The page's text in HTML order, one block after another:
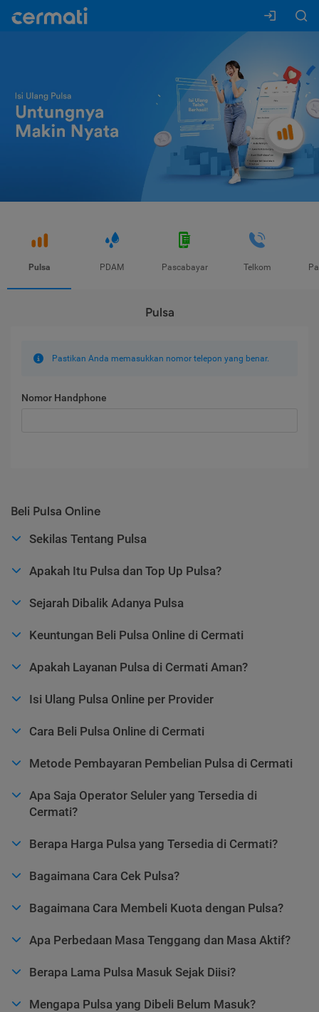
Pulsa PDAM Pascabayar Telkom
Pulsa
Pastikan Anda memasukkan nomor telepon yang benar.
Nomor Handphone
Beli Pulsa Online
Sekilas Tentang Pulsa
Apakah Itu Pulsa dan Top Up Pulsa?
Sejarah Dibalik Adanya Pulsa
Keuntungan Beli Pulsa Online di Cermati
Apakah Layanan Pulsa di Cermati Aman?
Isi Ulang Pulsa Online per Provider
Cara Beli Pulsa Online di Cermati
Metode Pembayaran Pembelian Pulsa di Cermati
Apa Saja Operator Seluler yang Tersedia di
Cermati?
Berapa Harga Pulsa yang Tersedia di Cermati?
Bagaimana Cara Cek Pulsa?
Bagaimana Cara Membeli Kuota dengan Pulsa?
Apa Perbedaan Masa Tenggang dan Masa Aktif?
Berapa Lama Pulsa Masuk Sejak Diisi?
Mengapa Pulsa yang Dibeli Belum Masuk?